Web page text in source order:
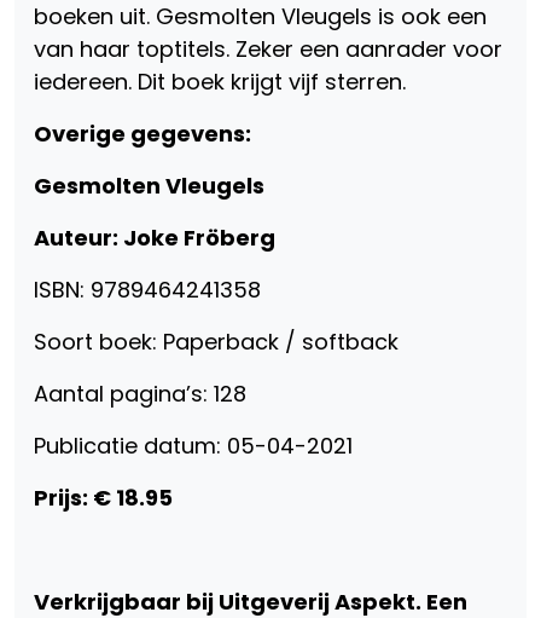
boeken uit. Gesmolten Vleugels is ook een
van haar toptitels. Zeker een aanrader voor
iedereen. Dit boek krijgt vijf sterren.
Overige gegevens:
Gesmolten Vleugels
Auteur: Joke Fröberg
ISBN: 9789464241358
Soort boek: Paperback / softback
Aantal pagina’s: 128
Publicatie datum: 05-04-2021
Prijs: € 18.95
Verkrijgbaar bij Uitgeverij Aspekt. Een